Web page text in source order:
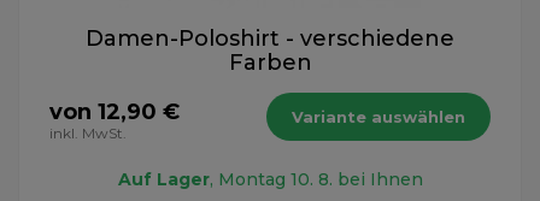
Damen-Poloshirt - verschiedene
Farben
von 12,90 €
inkl. MwSt.
Variante auswählen
Auf Lager, Montag 10. 8. bei Ihnen